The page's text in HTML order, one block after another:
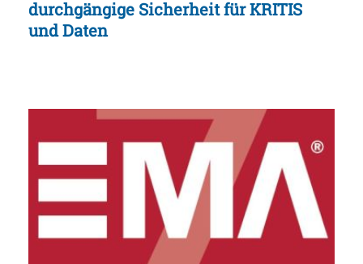
durchgängige Sicherheit für KRITIS
und Daten